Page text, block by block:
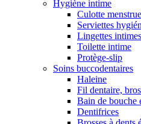
Hygiène intime
Culotte
Serviettes
Lingettes intimes
Toilette intime
Protège-slip
Soins buccodentaires
Haleine
Fil dentaire,
Bain de bouche
Dentifrices